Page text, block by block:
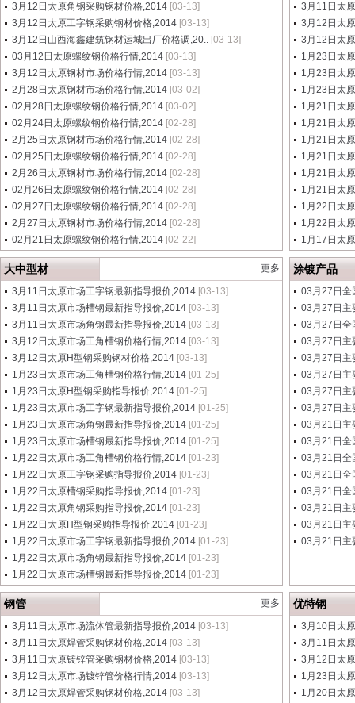
3月12日太原角钢采购钢材价格,2014 [03-13]
3月12日太原工字钢采购钢材价格,2014 [03-13]
3月12日山西海鑫建筑钢材运城出厂价格调,20.. [03-13]
03月12日太原螺纹钢价格行情,2014 [03-13]
3月12日太原钢材市场价格行情,2014 [03-13]
2月28日太原钢材市场价格行情,2014 [03-02]
02月28日太原螺纹钢价格行情,2014 [03-02]
02月24日太原螺纹钢价格行情,2014 [02-28]
2月25日太原钢材市场价格行情,2014 [02-28]
02月25日太原螺纹钢价格行情,2014 [02-28]
2月26日太原钢材市场价格行情,2014 [02-28]
02月26日太原螺纹钢价格行情,2014 [02-28]
02月27日太原螺纹钢价格行情,2014 [02-28]
2月27日太原钢材市场价格行情,2014 [02-28]
02月21日太原螺纹钢价格行情,2014 [02-22]
3月11日太
3月12日太
3月12日太
1月23日太
1月23日太
1月23日太
1月21日太
1月21日太
1月21日太
1月21日太
1月21日太
1月21日太
1月22日太
1月22日太
1月17日太
大中型材 更多
3月11日太原市场工字钢最新指导报价,2014 [03-13]
3月11日太原市场槽钢最新指导报价,2014 [03-13]
3月11日太原市场角钢最新指导报价,2014 [03-13]
3月12日太原市场工角槽钢价格行情,2014 [03-13]
3月12日太原H型钢采购钢材价格,2014 [03-13]
1月23日太原市场工角槽钢价格行情,2014 [01-25]
1月23日太原H型钢采购指导报价,2014 [01-25]
1月23日太原市场工字钢最新指导报价,2014 [01-25]
1月23日太原市场角钢最新指导报价,2014 [01-25]
1月23日太原市场槽钢最新指导报价,2014 [01-25]
1月22日太原市场工角槽钢价格行情,2014 [01-23]
1月22日太原工字钢采购指导报价,2014 [01-23]
1月22日太原槽钢采购指导报价,2014 [01-23]
1月22日太原角钢采购指导报价,2014 [01-23]
1月22日太原H型钢采购指导报价,2014 [01-23]
1月22日太原市场工字钢最新指导报价,2014 [01-23]
1月22日太原市场角钢最新指导报价,2014 [01-23]
1月22日太原市场槽钢最新指导报价,2014 [01-23]
涂镀产品
03月27日全
03月27日主
03月27日全
03月27日主
03月27日主
03月27日主
03月27日主
03月27日主
03月21日主
03月21日全
03月21日全
03月21日全
03月21日全
03月21日主
03月21日主
03月21日主
钢管 更多
3月11日太原市场流体管最新指导报价,2014 [03-13]
3月11日太原焊管采购钢材价格,2014 [03-13]
3月11日太原镀锌管采购钢材价格,2014 [03-13]
3月12日太原市场镀锌管价格行情,2014 [03-13]
3月12日太原焊管采购钢材价格,2014 [03-13]
优特钢
3月10日太
3月11日太
3月12日太
1月23日太
1月20日太